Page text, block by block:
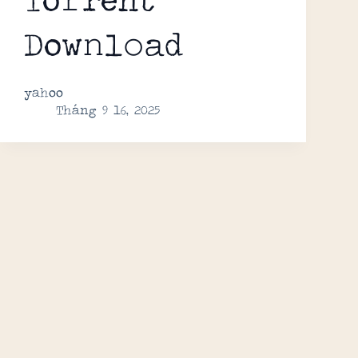
Dow𝚗l𝚘ad
yahoo
Tháng 9 16, 2025